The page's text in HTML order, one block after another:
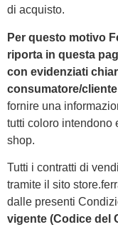
di acquisto.
Per questo motivo
riporta in questa
con evidenziati
consumatore/
fornire una
tutti coloro intendono
shop.
Tutti i contratti di
tramite il sito
dalle presenti
vigente (Codice del